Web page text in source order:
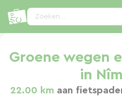
Zoeken...
Groene wegen
in
22.00 km aan
Cookies beheer paneel